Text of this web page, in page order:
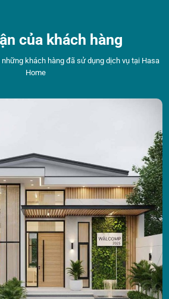
của khách hàng
khách hàng đã sử dụng dịch vụ tại Hasa
Home